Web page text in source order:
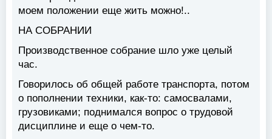
моем положении еще жить можно!..
НА СОБРАНИИ
Производственное собрание шло уже целый
час.
Говорилось об общей работе транспорта, потом
о пополнении техники, как-то: самосвалами,
грузовиками; поднимался вопрос о трудовой
дисциплине и еще о чем-то.